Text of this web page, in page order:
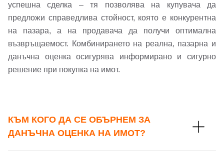
успешна сделка – тя позволява на купувача да
предложи справедлива стойност, която е конкурентна
на пазара, а на продавача да получи оптимална
възвръщаемост. Комбинирането на реална, пазарна и
данъчна оценка осигурява информирано и сигурно
решение при покупка на имот.
КЪМ КОГО ДА СЕ ОБЪРНЕМ ЗА
ДАНЪЧНА ОЦЕНКА НА ИМОТ?